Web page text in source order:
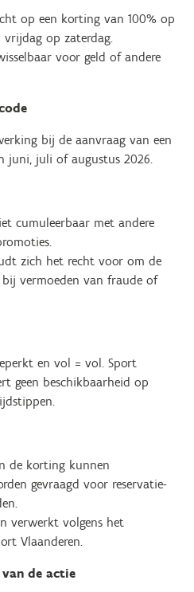
op een korting van 100% op
op zaterdag.
voor geld of andere
bij de aanvraag van een
juni, juli of augustus 2026.
cumuleerbaar met andere
zich het recht voor om de
vermoeden van fraude of
en vol = vol. Sport
geen beschikbaarheid op
de korting kunnen
gevraagd voor reservatie-
verwerkt volgens het
Vlaanderen.
de actie